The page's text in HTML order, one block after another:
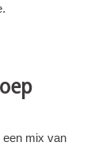
een mix van